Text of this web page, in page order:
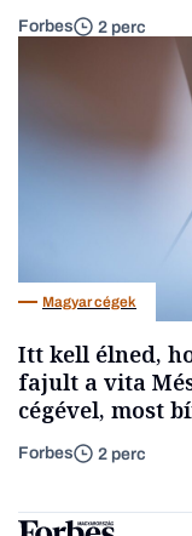
Forbes 2 perc
Magyar cégek
Itt kell élned,
fajult a vita
cégével, most
Forbes 2 perc